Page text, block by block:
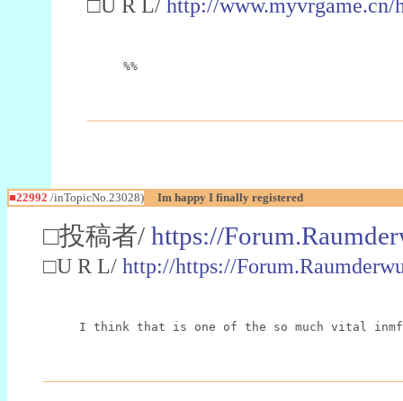
□U R L/ http://www.myvrgame.cn/
%%
■22992 /inTopicNo.23028) Im happy I finally registered
□投稿者/ https://
□U R L/ http://https://
I think that is one of the so much vital